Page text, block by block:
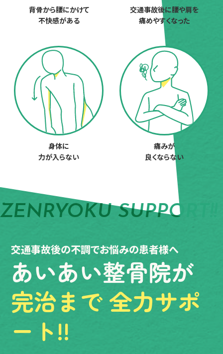
背骨から腰にかけて
不快感がある
交通事故後に腰や肩を
痛めやすくなった
身体に
力が入らない
痛みが
良くならない
交通事故後の不調でお悩みの患者様へ
あいあい整骨院が
完治まで 全力サポ
ート!!